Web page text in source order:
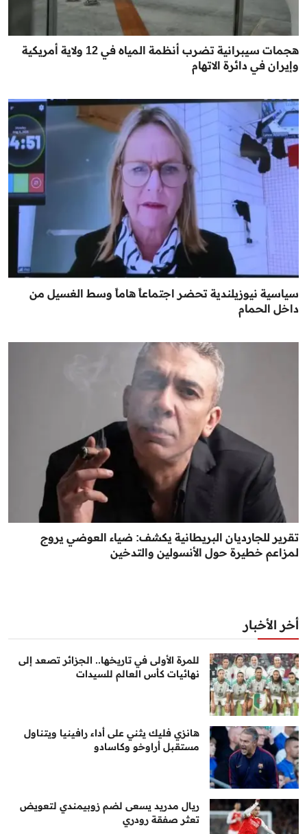
هجمات سيبرانية تضرب أنظمة المياه في 12 ولاية أمريكية
وإيران في دائرة الاتهام
سياسية نيوزيلندية تحضر اجتماعاً هاماً وسط الغسيل من
داخل الحمام
تقرير للجارديان البريطانية يكشف: ضياء العوضي يروج
لمزاعم خطيرة حول الأنسولين والتدخين
أخر الأخبار
للمرة الأولى في تاريخها.. الجزائر تصعد إلى
نهائيات كأس العالم للسيدات
هانزي فليك يثني على أداء رافينيا ويتناول
مستقبل أراوخو وكاسادو
ريال مدريد يسعى لضم زوبيمندي لتعويض
تعثر صفقة رودري